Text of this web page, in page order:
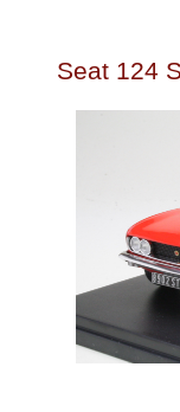
Seat 124